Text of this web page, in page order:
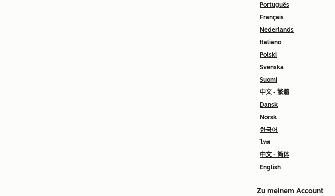
Português
Français
Nederlands
Italiano
Polski
Svenska
Suomi
中文 - 繁體
Dansk
Norsk
한국어
ไทย
中文 - 简体
English
Zu meinem Account